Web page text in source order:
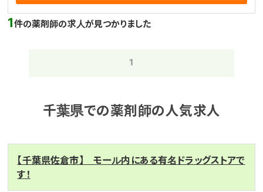
1件の薬剤師の求人が見つかりました
1
千葉県での薬剤師の人気求人
【千葉県佐倉市】 モール内にある有名ドラッグストアで
す！